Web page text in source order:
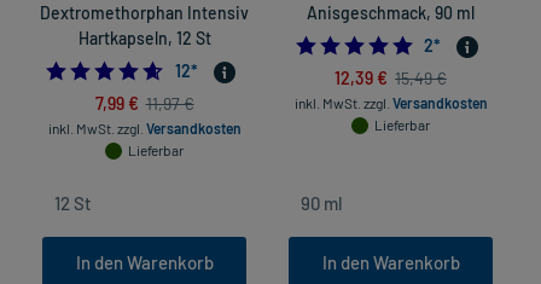
Dextromethorphan Intensiv
Hartkapseln, 12 St
4.583333333333333
12*
7,99 € 11,97 €
inkl. MwSt. zzgl. Versandkosten
Lieferbar
In den Warenkorb
Anisgeschmack, 90 ml
5.0
2*
12,39 € 15,49 €
inkl. MwSt. zzgl. Versandkosten
Lieferbar
In den Warenkorb